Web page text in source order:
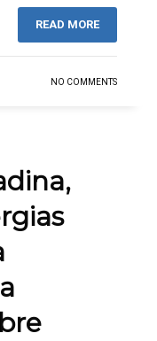
READ MORE
NO COMMENTS